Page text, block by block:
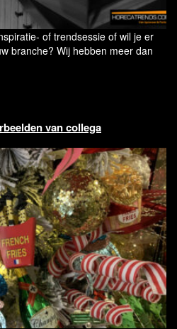
of trendsessie of wil je er
branche? Wij hebben meer dan
van collega